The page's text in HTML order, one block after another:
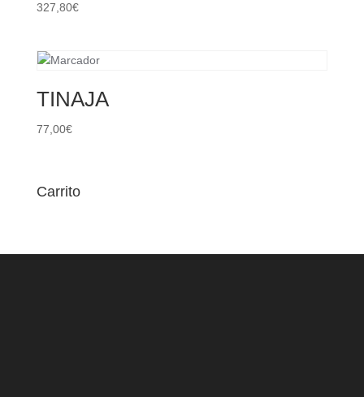
327,80€
TINAJA
77,00€
Carrito